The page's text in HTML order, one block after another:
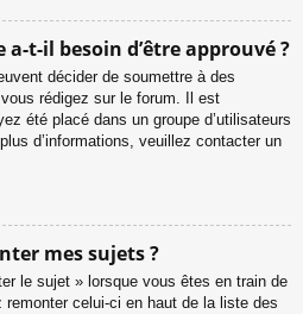
t-il besoin d’être approuvé ?
décider de soumettre à des
rédigez sur le forum. Il est
été placé dans un groupe d’utilisateurs
d’informations, veuillez contacter un
mes sujets ?
le sujet » lorsque vous êtes en train de
celui-ci en haut de la liste des